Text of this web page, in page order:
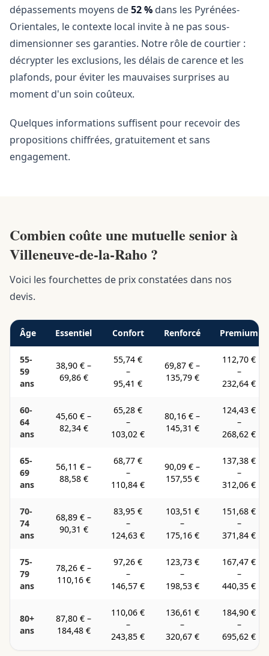
dépassements moyens de52 % dans les Pyrénées-
Orientales, le contexte local invite à ne pas sous-
dimensionner ses garanties. Notre rôle de courtier :
décrypter les exclusions, les délais de carence et les
plafonds, pour éviter les mauvaises surprises au
moment d'un soin coûteux.
Quelques informations suffisent pour recevoir des
propositions chiffrées, gratuitement et sans
engagement.
Combien coûte une mutuelle senior à
Villeneuve-de-la-Raho ?
Voici les fourchettes de prix constatées dans nos
devis.
Âge Essentiel Confort Renforcé Premium
55-
59
ans
38,90 € –
69,86 €
55,74 €
–
95,41 €
69,87 € –
135,79 €
112,70 €
–
232,64 €
60-
64
ans
45,60 € –
82,34 €
65,28 €
–
103,02 €
80,16 € –
145,31 €
124,43 €
–
268,62 €
65-
69
ans
56,11 € –
88,58 €
68,77 €
–
110,84 €
90,09 € –
157,55 €
137,38 €
–
312,06 €
70-
74
ans
68,89 € –
90,31 €
83,95 €
–
124,63 €
103,51 €
–
175,16 €
151,68 €
–
371,84 €
75-
79
ans
78,26 € –
110,16 €
97,26 €
–
146,57 €
123,73 €
–
198,53 €
167,47 €
–
440,35 €
80+
ans
87,80 € –
184,48 €
110,06 €
–
243,85 €
136,61 €
–
320,67 €
184,90 €
–
695,62 €